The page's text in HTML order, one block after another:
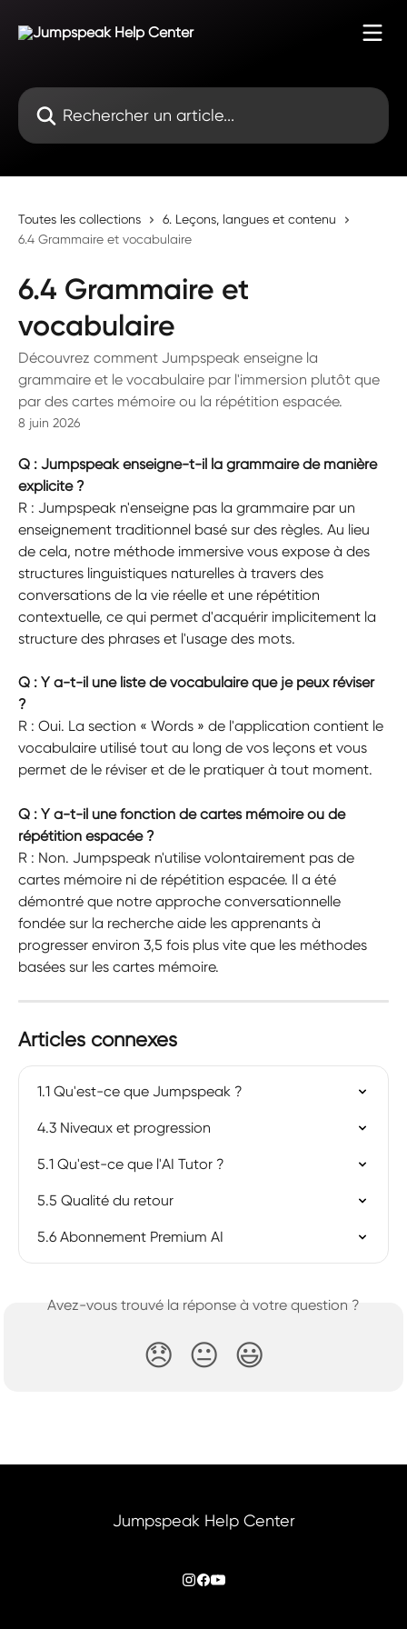
Rechercher un article...
Toutes les collections
6. Leçons, langues et contenu
6.4 Grammaire et vocabulaire
6.4 Grammaire et
vocabulaire
Découvrez comment Jumpspeak enseigne la
grammaire et le vocabulaire par l'immersion plutôt que
par des cartes mémoire ou la répétition espacée.
8 juin 2026
Q : Jumpspeak enseigne-t-il la grammaire de manière
explicite ?
R : Jumpspeak n'enseigne pas la grammaire par un
enseignement traditionnel basé sur des règles. Au lieu
de cela, notre méthode immersive vous expose à des
structures linguistiques naturelles à travers des
conversations de la vie réelle et une répétition
contextuelle, ce qui permet d'acquérir implicitement la
structure des phrases et l'usage des mots.
Q : Y a-t-il une liste de vocabulaire que je peux réviser
?
R : Oui. La section « Words » de l'application contient le
vocabulaire utilisé tout au long de vos leçons et vous
permet de le réviser et de le pratiquer à tout moment.
Q : Y a-t-il une fonction de cartes mémoire ou de
répétition espacée ?
R : Non. Jumpspeak n'utilise volontairement pas de
cartes mémoire ni de répétition espacée. Il a été
démontré que notre approche conversationnelle
fondée sur la recherche aide les apprenants à
progresser environ 3,5 fois plus vite que les méthodes
basées sur les cartes mémoire.
Articles connexes
1.1 Qu'est-ce que Jumpspeak ?
4.3 Niveaux et progression
5.1 Qu'est-ce que l'AI Tutor ?
5.5 Qualité du retour
5.6 Abonnement Premium AI
Avez-vous trouvé la réponse à votre question ?
😞 😐 😃
Jumpspeak Help Center